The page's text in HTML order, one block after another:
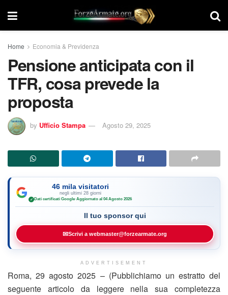
Home Economia & Previdenza
Pensione anticipata con il
TFR, cosa prevede la
proposta
by Ufficio Stampa Agosto 29, 2025
46 mila visitatori
negli ultimi 28 giorni
✓ Dati certificati Google·Aggiornato al 04 Agosto 2026
Il tuo sponsor qui
✉Scrivi a webmaster@forzearmate.org
ADVERTISEMENT
Roma, 29 agosto 2025 – (Pubblichiamo un estratto del
seguente articolo da leggere nella sua completezza